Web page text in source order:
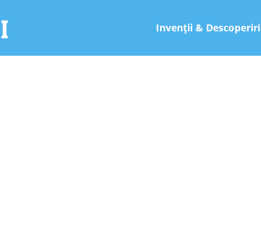
Deștepți.ro Invenții & Descoperiri